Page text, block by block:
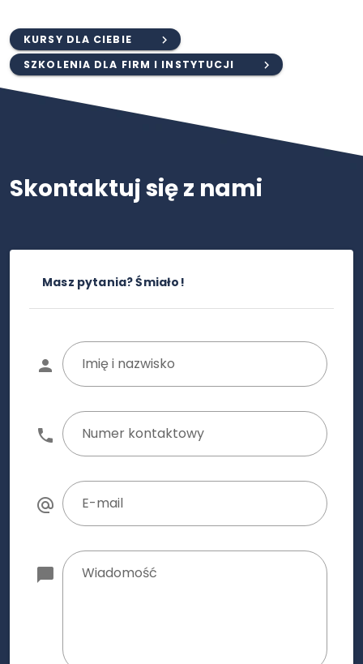
KURSY DLA CIEBIE
SZKOLENIA DLA FIRM I INSTYTUCJI
Skontaktuj się z nami
Masz pytania? Śmiało!
Imię i nazwisko
Numer kontaktowy
E-mail
Wiadomość